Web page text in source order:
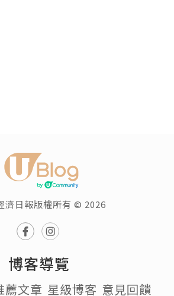
濟日報版權所有 © 2026
博客導覽
薦文章 星級博客 意見回饋